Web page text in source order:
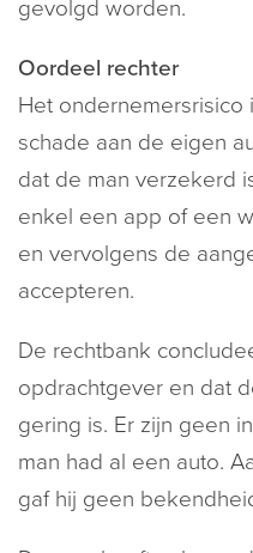
gevolgd worden.
Oordeel rechter
Het
schade aan de eigen
dat de man verzekerd
enkel een app of een
en vervolgens de
accepteren.
De rechtbank
opdrachtgever en dat
gering is. Er zijn geen
man had al een auto.
gaf hij geen